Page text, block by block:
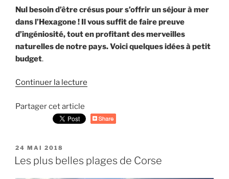
Nul besoin d’être crésus pour s’offrir un séjour à mer
dans l’Hexagone ! Il vous suffit de faire preuve
d’ingéniosité, tout en profitant des merveilles
naturelles de notre pays. Voici quelques idées à petit
budget.
Continuer la lecture
la
un
petit
Partager cet article
PUBLIÉ
LE
24 MAI 2018
Les plus belles plages de Corse